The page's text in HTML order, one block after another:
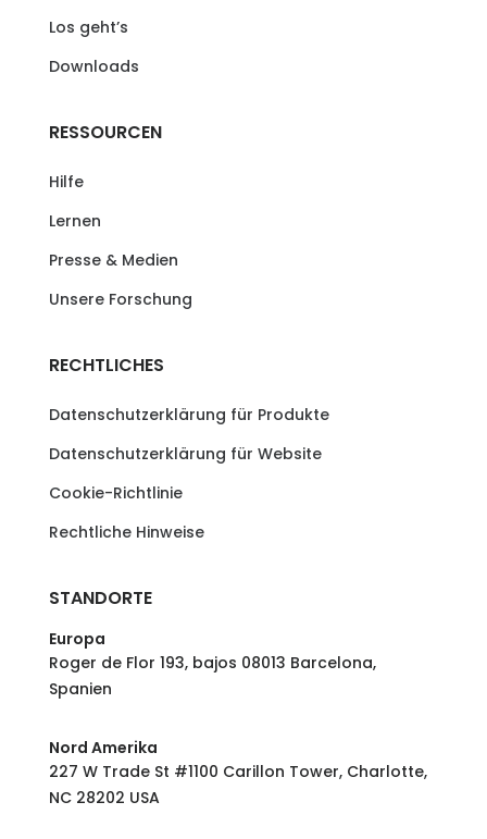
Los geht’s
Downloads
RESSOURCEN
Hilfe
Lernen
Presse & Medien
Unsere Forschung
RECHTLICHES
Datenschutzerklärung für Produkte
Datenschutzerklärung für Website
Cookie-Richtlinie
Rechtliche Hinweise
STANDORTE
Europa
Roger de Flor 193, bajos 08013 Barcelona,
Spanien
Nord Amerika
227 W Trade St #1100 Carillon Tower, Charlotte,
NC 28202 USA